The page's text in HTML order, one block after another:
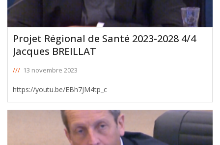
Projet Régional de Santé 2023-2028 4/4
Jacques BREILLAT
/// 13 novembre 2023
https://youtu.be/EBh7JM4tp_c